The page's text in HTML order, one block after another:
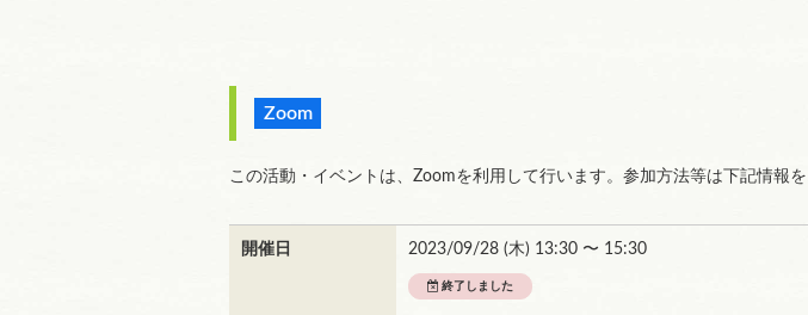
Zoom
この活動・イベントは、Zoomを利用して行います。参加方法等は下記情報を
開催日 2023/09/28 (木) 13:30 〜 15:30
終了しました